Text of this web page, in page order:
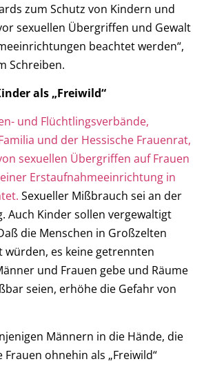
zum Schutz von Kindern und
sexuellen Übergriffen und Gewalt
beachtet werden“,
Schreiben.
als „Freiwild“
und Flüchtlingsverbände,
und der Hessische Frauenrat,
sexuellen Übergriffen auf Frauen
Erstaufnahmeeinrichtung in
Sexueller Mißbrauch sei an der
Auch Kinder sollen vergewaltigt
die Menschen in Großzelten
es keine getrennten
und Frauen gebe und Räume
seien, erhöhe die Gefahr von
Männern in die Hände, die
ohnehin als „Freiwild“